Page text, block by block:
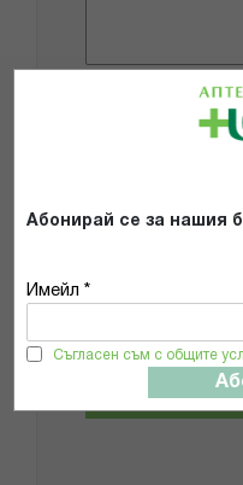
Абонирай се за нашия
Имейл *
Съгласен съм с общите
Добави снимки
Препоръчвам
Общите условия
поверителност